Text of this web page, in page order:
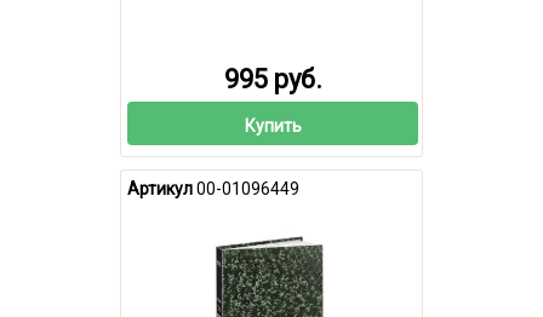
995 руб.
Купить
Артикул00-01096449